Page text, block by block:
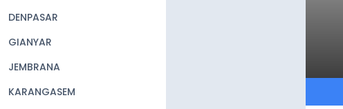
DENPASAR
GIANYAR
JEMBRANA
KARANGASEM